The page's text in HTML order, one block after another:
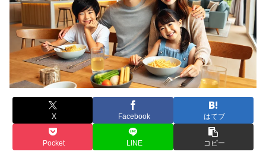
X Facebook はてブ
Pocket LINE コピー